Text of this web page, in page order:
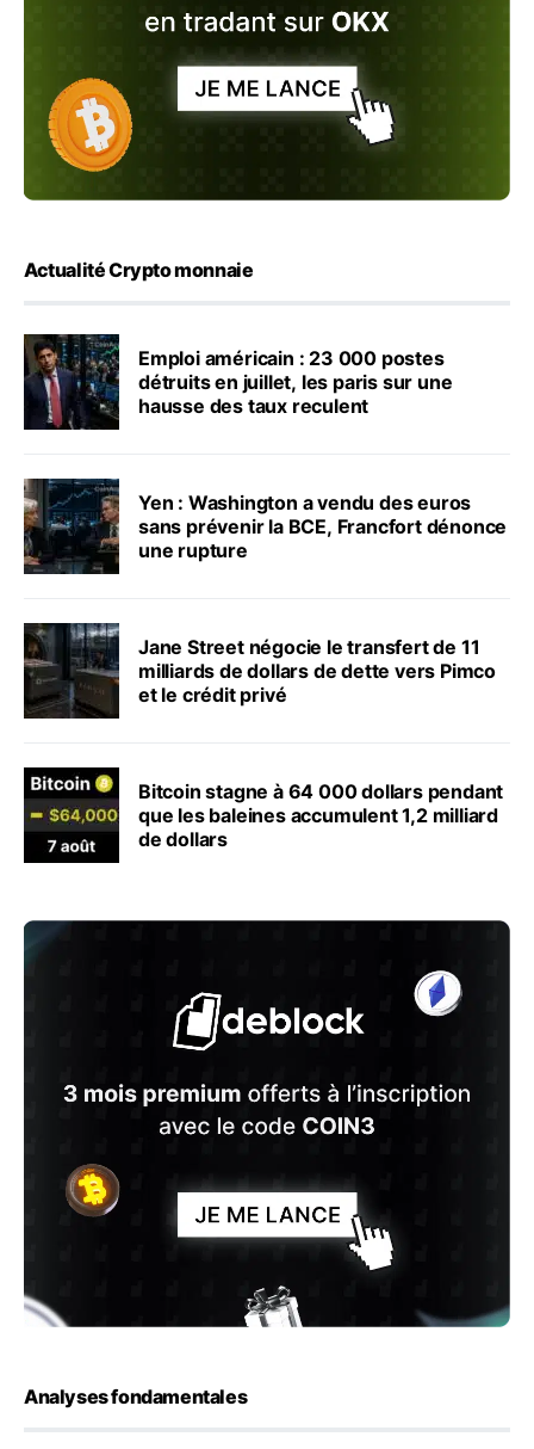
Actualité Crypto monnaie
Emploi américain : 23 000 postes
détruits en juillet, les paris sur une
hausse des taux reculent
Yen : Washington a vendu des euros
sans prévenir la BCE, Francfort dénonce
une rupture
Jane Street négocie le transfert de 11
milliards de dollars de dette vers Pimco
et le crédit privé
Bitcoin stagne à 64 000 dollars pendant
que les baleines accumulent 1,2 milliard
de dollars
Analyses fondamentales